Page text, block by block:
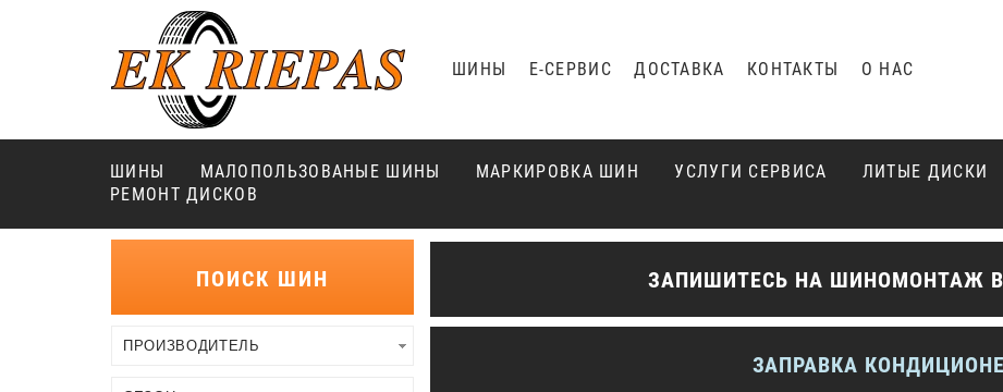
ШИНЫ Е-СЕРВИС ДОСТАВКА КОНТАКТЫ О НАС
ШИНЫ МАЛОПОЛЬЗОВАНЫЕ ШИНЫ МАРКИРОВКА ШИН УСЛУГИ СЕРВИСА ЛИТЫЕ ДИСКИ
РЕМОНТ ДИСКОВ
ПОИСК ШИН ЗАПИШИТЕСЬ НА ШИНОМОНТАЖ В
ЗАПРАВКА